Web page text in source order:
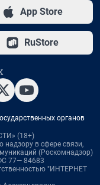
App Store
RuStore
органов
(18+)
надзору в сфере связи,
(Роскомнадзор)
77— 84683
"ИНТЕРНЕТ